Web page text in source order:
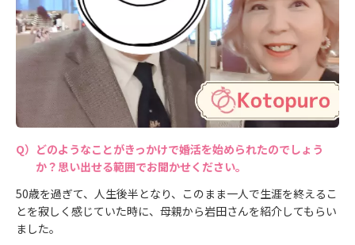
どのようなことがきっかけで婚活を始められたのでしょう
か？思い出せる範囲でお聞かせください。
50歳を過ぎて、人生後半となり、このまま一人で生涯を終えるこ
とを寂しく感じていた時に、母親から岩田さんを紹介してもらい
ました。